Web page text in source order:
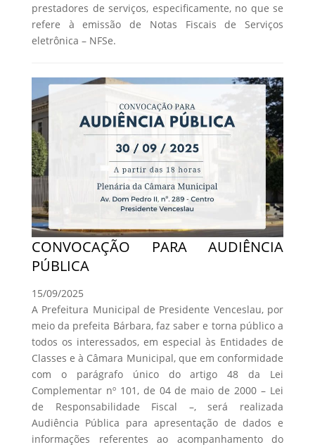
prestadores de serviços, especificamente, no que se
refere à emissão de Notas Fiscais de Serviços
eletrônica – NFSe.
CONVOCAÇÃO PARA AUDIÊNCIA
PÚBLICA
15/09/2025
A Prefeitura Municipal de Presidente Venceslau, por
meio da prefeita Bárbara, faz saber e torna público a
todos os interessados, em especial às Entidades de
Classes e à Câmara Municipal, que em conformidade
com o parágrafo único do artigo 48 da Lei
Complementar nº 101, de 04 de maio de 2000 – Lei
de Responsabilidade Fiscal –, será realizada
Audiência Pública para apresentação de dados e
informações referentes ao acompanhamento do